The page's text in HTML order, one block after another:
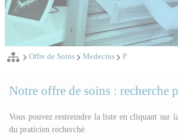
Offre de Soins Medecins P
Notre offre de soins : recherche
Vous pouvez restreindre la liste en cliquant sur
du praticien recherché.